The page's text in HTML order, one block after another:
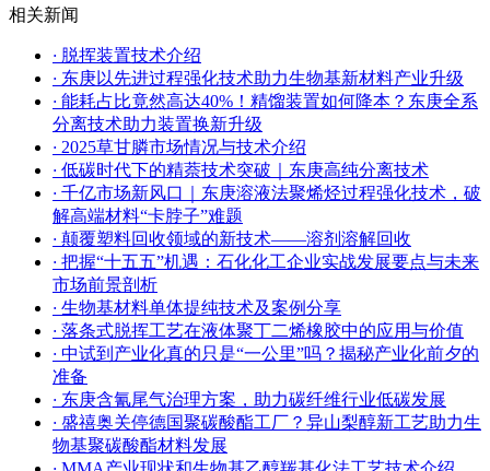
相关新闻
· 脱挥装置技术介绍
· 东庚以先进过程强化技术助力生物基新材料产业升级
· 能耗占比竟然高达40%！精馏装置如何降本？东庚全系
分离技术助力装置换新升级
· ​2025草甘膦市场情况与技术介绍
· 低碳时代下的精萘技术突破｜东庚高纯分离技术
· 千亿市场新风口｜东庚溶液法聚烯烃过程强化技术，破
解高端材料“卡脖子”难题
· 颠覆塑料回收领域的新技术——溶剂溶解回收
· 把握“十五五”机遇：石化化工企业实战发展要点与未来
市场前景剖析
· 生物基材料单体提纯技术及案例分享
· 落条式脱挥工艺在液体聚丁二烯橡胶中的应用与价值
· 中试到产业化真的只是“一公里”吗？揭秘产业化前夕的
准备
· 东庚含氰尾气治理方案，助力碳纤维行业低碳发展
· 盛禧奥关停德国聚碳酸酯工厂？异山梨醇新工艺助力生
物基聚碳酸酯材料发展